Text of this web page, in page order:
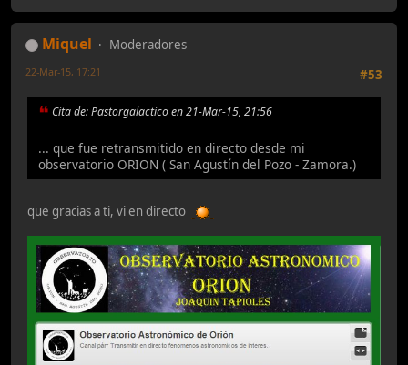
Miquel
Moderadores
#53
22-Mar-15, 17:21
Cita de: Pastorgalactico en 21-Mar-15, 21:56
... que fue retransmitido en directo desde mi
observatorio ORION ( San Agustín del Pozo - Zamora.)
que gracias a ti, vi en directo